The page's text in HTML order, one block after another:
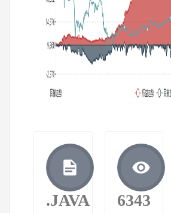
.JAVA 6343